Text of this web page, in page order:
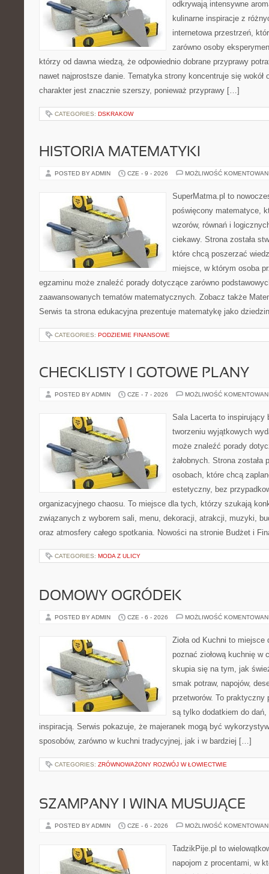
odkrywają intensywne
kulinarne inspiracje z
internetowa przestrzeń,
zarówno osoby
którzy od dawna wiedzą, że odpowiednio dobrane przyprawy
nawet najprostsze danie. Tematyka strony koncentruje się wokół
charakter jest znacznie szerszy, ponieważ przyprawy […]
CATEGORIES: DSKRAKOW
HISTORIA MATEMATYKI
POSTED BY ADMIN CZE - 9 - 2026 MOŻLIWOŚĆ
SuperMatma.pl to
poświęcony matematyce,
wzorów, równań i
ciekawy. Strona została
które chcą poszerzać
miejsce, w którym osoba
egzaminu może znaleźć porady dotyczące zarówno
zaawansowanych tematów matematycznych. Zobacz także
Serwis ta strona edukacyjna prezentuje matematykę jako
CATEGORIES: PODZIEMIE FINANSOWE
CHECKLISTY I GOTOWE PLANY
POSTED BY ADMIN CZE - 7 - 2026 MOŻLIWOŚĆ
Sala Lacerta to inspirujący
tworzeniu wyjątkowych
może znaleźć porady
żałobnych. Strona została
osobach, które chcą
estetyczny, bez
organizacyjnego chaosu. To miejsce dla tych, którzy szukają
związanych z wyborem sali, menu, dekoracji, atrakcji, muzyki,
oraz atmosfery całego spotkania. Nowości na stronie Budżet i
CATEGORIES: MODA Z ULICY
DOMOWY OGRÓDEK
POSTED BY ADMIN CZE - 6 - 2026 MOŻLIWOŚĆ
Zioła od Kuchni to
poznać ziołową kuchnię w
skupia się na tym, jak
smak potraw, napojów,
przetworów. To praktyczny
są tylko dodatkiem do dań,
inspiracją. Serwis pokazuje, że majeranek mogą być
sposobów, zarówno w kuchni tradycyjnej, jak i w bardziej […]
CATEGORIES: ZRÓWNOWAŻONY ROZWÓJ W ŁOWIECTWIE
SZAMPANY I WINA MUSUJĄCE
POSTED BY ADMIN CZE - 6 - 2026 MOŻLIWOŚĆ
TadzikPije.pl to
napojom z procentami, w